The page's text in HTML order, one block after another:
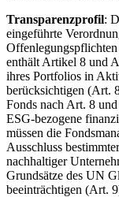
Transparenzprofil:
eingeführte
enthält Artikel 8 und
ihres Portfolios in
berücksichtigen (Art.
Fonds nach Art. 8
ESG-bezogene
müssen die
Ausschluss
nachhaltiger
Grundsätze des UN
beeinträchtigen (Art.